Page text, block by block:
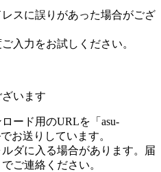
スに誤りがあった場合がござ
入力をお試しください。
います
ード用のURLを「asu-
お送りしています。
ダに入る場合があります。届
ご連絡ください。